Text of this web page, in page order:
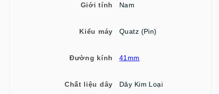
Giới tính Nam
Kiểu máy Quatz (Pin)
Đường kính 41mm
Chất liệu dây Dây Kim Loại